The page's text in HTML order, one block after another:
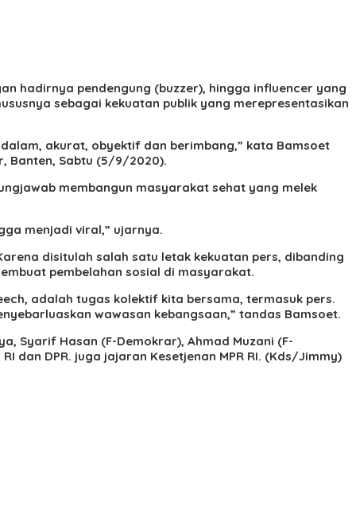
hadirnya pendengung (buzzer), hingga influencer yang
sebagai kekuatan publik yang merepresentasikan
akurat, obyektif dan berimbang,” kata Bamsoet
Banten, Sabtu (5/9/2020).
membangun masyarakat sehat yang melek
menjadi viral,” ujarnya.
disitulah salah satu letak kekuatan pers, dibanding
pembelahan sosial di masyarakat.
adalah tugas kolektif kita bersama, termasuk pers.
wawasan kebangsaan,” tandas Bamsoet.
Syarif Hasan (F-Demokrar), Ahmad Muzani (F-
dan DPR. juga jajaran Kesetjenan MPR RI. (Kds/Jimmy)